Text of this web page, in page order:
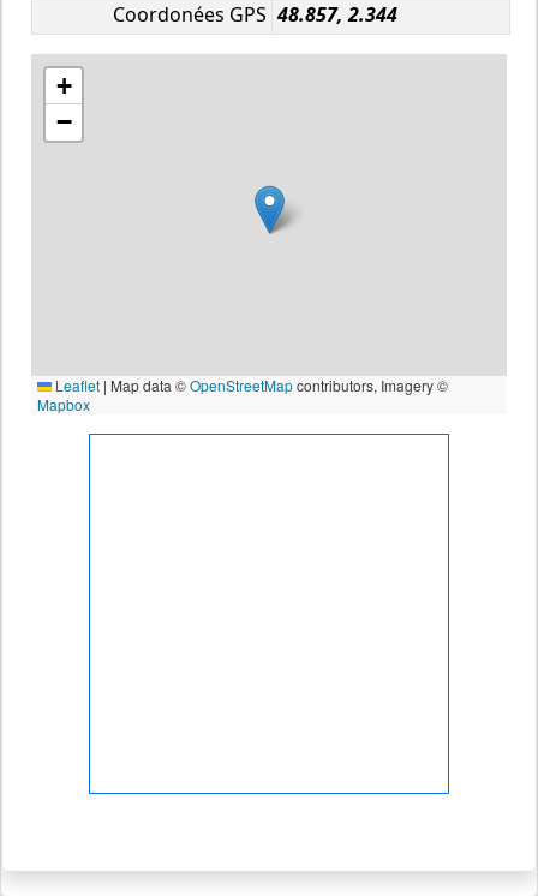
Coordonées GPS 48.857, 2.344
+
−
Leaflet | Map data ©OpenStreetMapcontributors, Imagery ©
Mapbox